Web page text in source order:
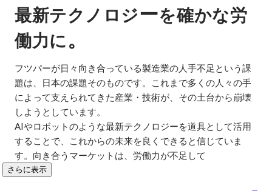
最新テクノロジーを確かな労
働力に。
フツパーが日々向き合っている製造業の人手不足という課
題は、日本の課題そのものです。これまで多くの人々の手
によって支えられてきた産業・技術が、その土台から崩壊
しようとしています。
AIやロボットのような最新テクノロジーを道具として活用
することで、これからの未来を良くできると信じていま
す。向き合うマーケットは、労働力が不足して
さらに表示